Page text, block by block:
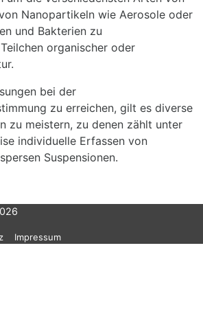
Nanopartikeln wie Aerosole oder
und Bakterien zu
organischer oder
bei der
zu erreichen, gilt es diverse
zu meistern, zu denen zählt unter
individuelle Erfassen von
Suspensionen.
Impressum